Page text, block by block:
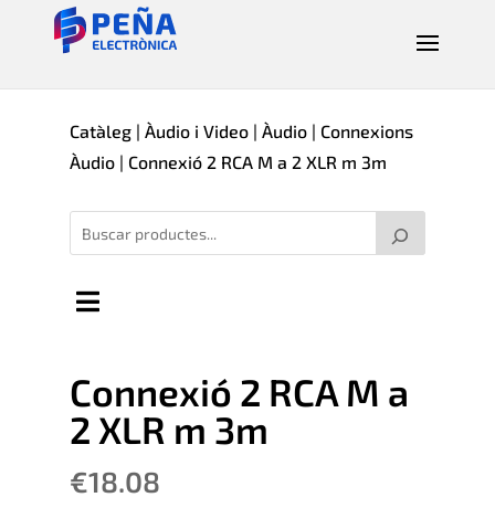
Catàleg| Àudio i Video| Àudio| Connexions
Àudio| Connexió 2 RCA M a 2 XLR m 3m
Connexió 2 RCA M a
2 XLR m 3m
€18.08